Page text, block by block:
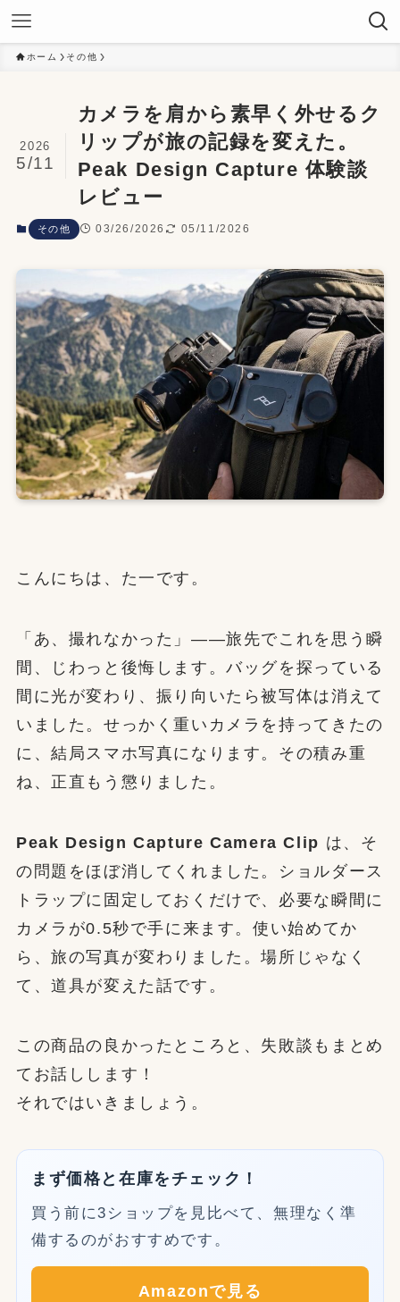
ホーム その他
カメラを肩から素早く外せるク
リップが旅の記録を変えた。
Peak Design Capture 体験談
レビュー
2026
5/11
その他 03/26/2026 05/11/2026
こんにちは、た一です。
「あ、撮れなかった」——旅先でこれを思う瞬
間、じわっと後悔します。バッグを探っている
間に光が変わり、振り向いたら被写体は消えて
いました。せっかく重いカメラを持ってきたの
に、結局スマホ写真になります。その積み重
ね、正直もう懲りました。
Peak Design Capture Camera Clip は、そ
の問題をほぼ消してくれました。ショルダース
トラップに固定しておくだけで、必要な瞬間に
カメラが0.5秒で手に来ます。使い始めてか
ら、旅の写真が変わりました。場所じゃなく
て、道具が変えた話です。
この商品の良かったところと、失敗談もまとめ
てお話しします！
それではいきましょう。
まず価格と在庫をチェック！
買う前に3ショップを見比べて、無理なく準
備するのがおすすめです。
Amazonで見る